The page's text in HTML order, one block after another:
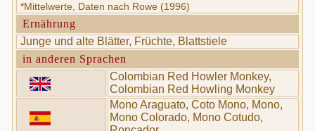
*Mittelwerte, Daten nach Rowe (1996)
Ernährung
Junge und alte Blätter, Früchte, Blattstiele
in anderen Sprachen
Colombian Red Howler Monkey,
Colombian Red Howling Monkey
Mono Araguato, Coto Mono, Mono,
Mono Colorado, Mono Cotudo,